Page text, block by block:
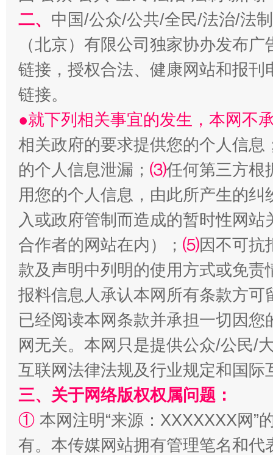
千年窑火 生生不息
揭开“小金库”的免责幌子
受贿1.44亿！段成刚被判无期 从幼
二、 中国/公众/公共/全民/法治/法
（北京）有限公司独家协办发布
链接，授权合法、健康网站和报
链接。
●就下列相关事宜的发生，本网不
相关政府的要求提供您的个人信息
的个人信息泄漏； ⑶任何第三方根
用您的个人信息，由此所产生的纠
入或政府管制而造成的暂时性网
合作者的网站在内）； ⑸因不可抗
款及声明中列明的使用方式或免责
报料信息人承认本网所有条款方
已经阅读本网条款并承担一切因
网无关。本网只是提供公众/公民/
互联网法律法规及行业规定和国
三、关于网络版权权属问题：
① 本网注明“来源：XXXXXXX网”
有。本传媒网站拥有管理笔名和